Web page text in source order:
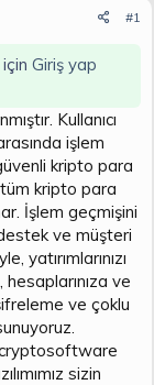
#1
Giriş yap
Kullanıcı
işlem
kripto para
kripto para
İşlem geçmişini
ve müşteri
yatırımlarınızı
ve
ve çoklu
cryptosoftware
sizin